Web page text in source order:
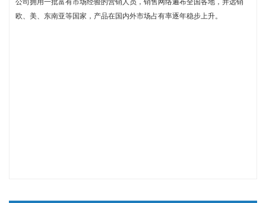
公司拥用一批富有市场经验的营销人员，销售网络遍布全国各地，并远销
欧、美、东南亚等国家，产品在国内外市场占有率逐年稳步上升。